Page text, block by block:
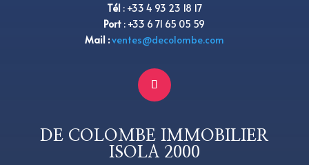
Tél: +33 4 93 23 18 17
Port : +33 6 71 65 05 59
Mail :ventes@decolombe.com
DE COLOMBE IMMOBILIER
ISOLA 2000